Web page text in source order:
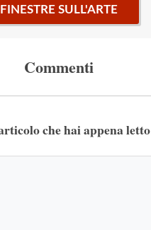
FINESTRE SULL'ARTE
Commenti
che hai appena letto